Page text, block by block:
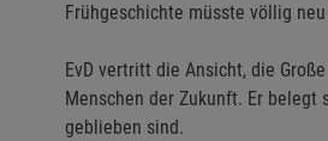
Frühgeschichte müsste völlig
EvD vertritt die Ansicht, die
Menschen der Zukunft. Er belegt
geblieben sind.